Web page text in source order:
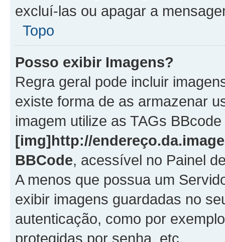
excluí-las ou apagar a
Topo
Posso exibir Imagens?
Regra geral pode incluir
existe forma de as armazenar
imagem utilize as TAGs BBcode
[img]http://
BBCode, acessível no Painel
A menos que possua um
exibir imagens guardadas no
autenticação, como por
protegidas por senha, etc.